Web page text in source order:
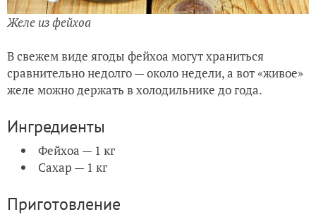
Желе из фейхоа
В свежем виде ягоды фейхоа могут храниться
сравнительно недолго — около недели, а вот «живое»
желе можно держать в холодильнике до года.
Ингредиенты
Фейхоа — 1 кг
Сахар — 1 кг
Приготовление